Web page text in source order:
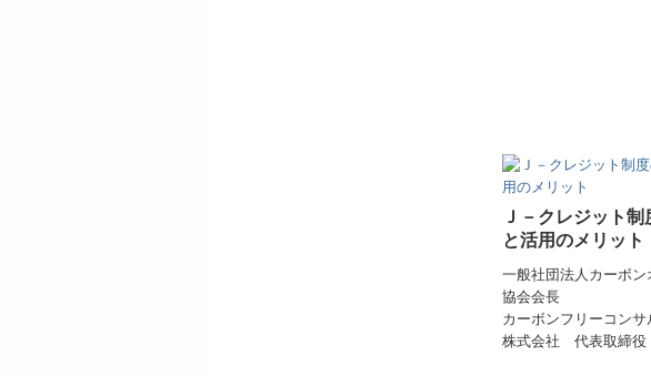
Ｊ－クレジット制
と活用のメリット
一般社団法人カーボン
協会会長
カーボンフリーコンサ
株式会社 代表取締